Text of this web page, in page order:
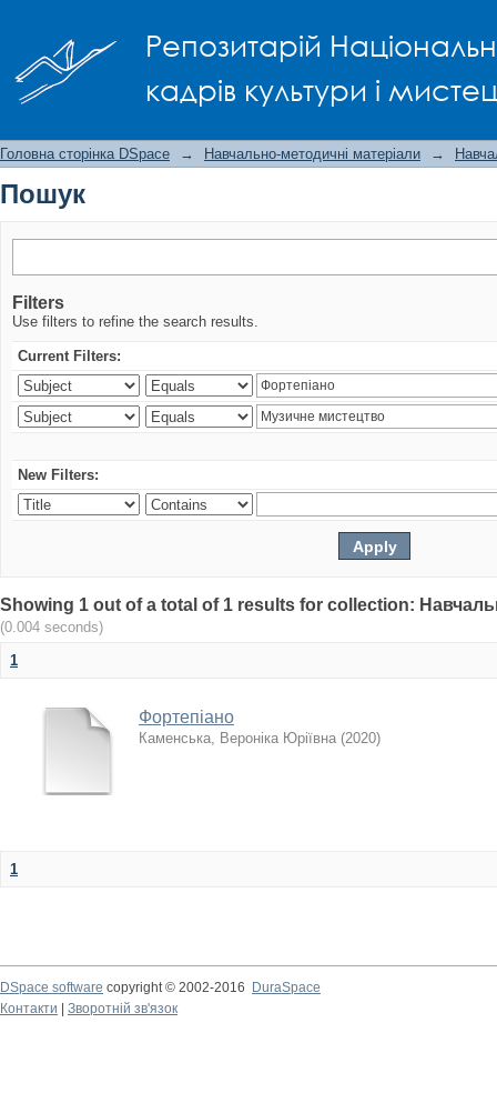
Репозитарій
кадрів культури і
Головна сторінка DSpace → Навчально-методичні матеріали →
Пошук
Filters
Use filters to refine the search results.
Current Filters:
New Filters:
Showing 1 out of a total of 1 results for collection:
(0.004 seconds)
1
Фортепіано
Каменська, Вероніка Юріївна (2020)
1
DSpace software copyright © 2002-2016
DuraSpace
Контакти
Зворотній зв'язок